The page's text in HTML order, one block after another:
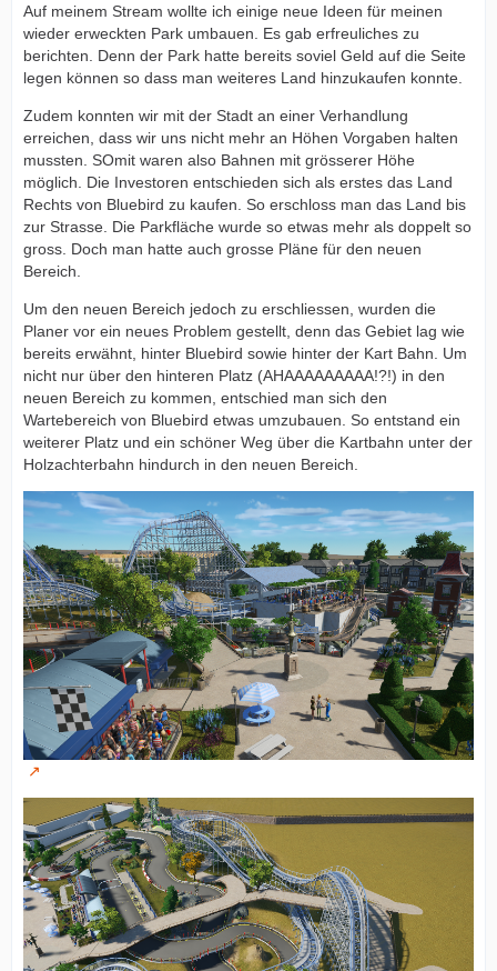
Auf meinem Stream wollte ich einige neue Ideen für meinen
wieder erweckten Park umbauen. Es gab erfreuliches zu
berichten. Denn der Park hatte bereits soviel Geld auf die Seite
legen können so dass man weiteres Land hinzukaufen konnte.
Zudem konnten wir mit der Stadt an einer Verhandlung
erreichen, dass wir uns nicht mehr an Höhen Vorgaben halten
mussten. SOmit waren also Bahnen mit grösserer Höhe
möglich. Die Investoren entschieden sich als erstes das Land
Rechts von Bluebird zu kaufen. So erschloss man das Land bis
zur Strasse. Die Parkfläche wurde so etwas mehr als doppelt so
gross. Doch man hatte auch grosse Pläne für den neuen
Bereich.
Um den neuen Bereich jedoch zu erschliessen, wurden die
Planer vor ein neues Problem gestellt, denn das Gebiet lag wie
bereits erwähnt, hinter Bluebird sowie hinter der Kart Bahn. Um
nicht nur über den hinteren Platz (AHAAAAAAAAA!?!) in den
neuen Bereich zu kommen, entschied man sich den
Wartebereich von Bluebird etwas umzubauen. So entstand ein
weiterer Platz und ein schöner Weg über die Kartbahn unter der
Holzachterbahn hindurch in den neuen Bereich.